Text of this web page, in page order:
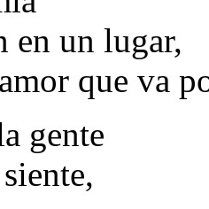
en un lugar,
que va
gente